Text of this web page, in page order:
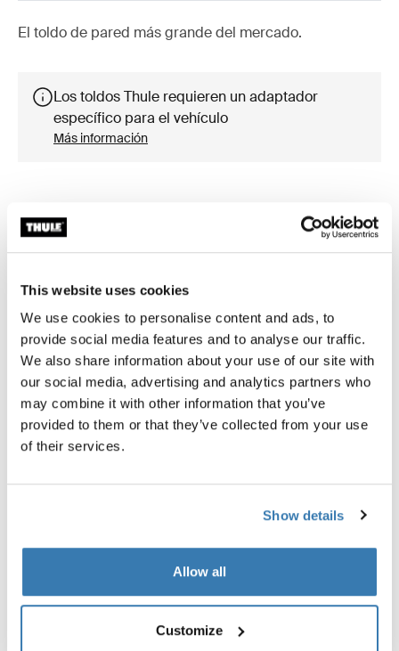
This website uses cookies
We use cookies to personalise content and ads, to
provide social media features and to analyse our traffic.
We also share information about your use of our site with
our social media, advertising and analytics partners who
may combine it with other information that you’ve
provided to them or that they’ve collected from your use
of their services.
Show details
Allow all
Customize
El toldo de pared más grande del mercado.
Los toldos Thule requieren un adaptador
específico para el vehículo
Más información
Accesorios para Thule Omnistor
8000
Novedad
Thule QuickFit
tienda toldo 2.60m mediana